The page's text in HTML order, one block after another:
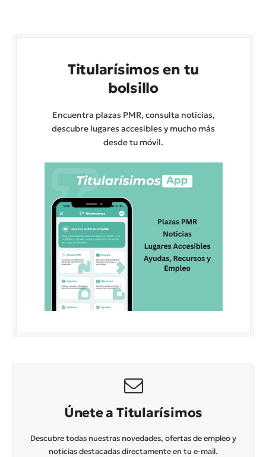
Titularísimos en tu
bolsillo
Encuentra plazas PMR, consulta noticias,
descubre lugares accesibles y mucho más
desde tu móvil.
Únete a Titularísimos
Descubre todas nuestras novedades, ofertas de empleo y
noticias destacadas directamente en tu e-mail.